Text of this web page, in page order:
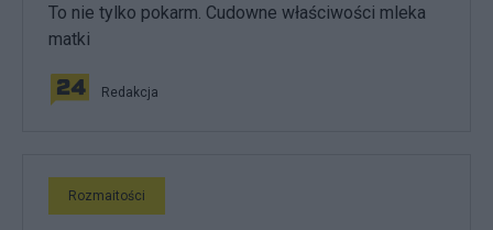
To nie tylko pokarm. Cudowne właściwości mleka
matki
Redakcja
Rozmaitości